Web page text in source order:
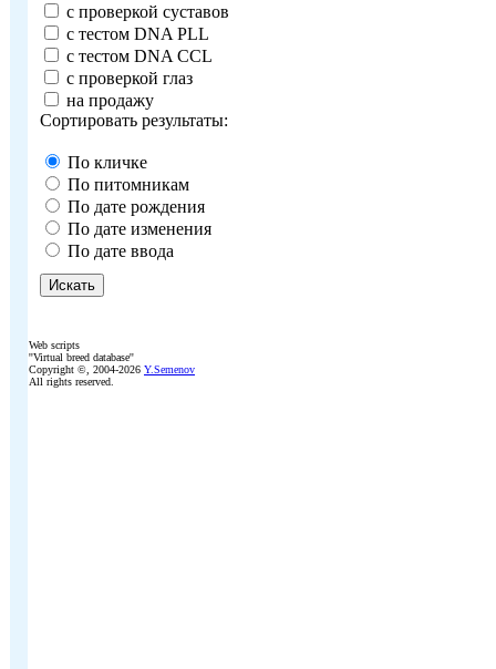
с проверкой суставов
с тестом DNA PLL
с тестом DNA CCL
с проверкой глаз
на продажу
Сортировать результаты:
По кличке
По питомникам
По дате рождения
По дате изменения
По дате ввода
Web scripts
''Virtual breed database''
Copyright ©, 2004-2026 Y.Semenov
All rights reserved.